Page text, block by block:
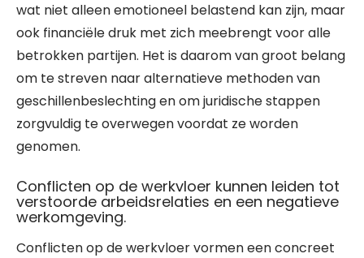
wat niet alleen emotioneel belastend kan zijn, maar
ook financiële druk met zich meebrengt voor alle
betrokken partijen. Het is daarom van groot belang
om te streven naar alternatieve methoden van
geschillenbeslechting en om juridische stappen
zorgvuldig te overwegen voordat ze worden
genomen.
Conflicten op de werkvloer kunnen leiden tot
verstoorde arbeidsrelaties en een negatieve
werkomgeving.
Conflicten op de werkvloer vormen een concreet